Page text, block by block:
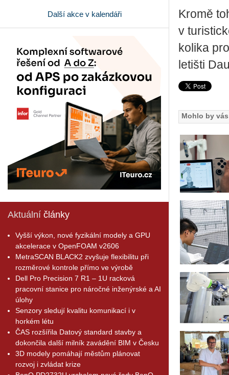
Další akce v kalendáři
Aktuální články
Vyšší výkon, nové fyzikální modely a GPU
akcelerace v OpenFOAM v2606
MetraSCAN BLACK2 zvyšuje flexibilitu při
rozměrové kontrole přímo ve výrobě
Dell Pro Precision 7 R1 – 1U racková
pracovní stanice pro náročné inženýrské a AI
úlohy
Senzory sledují kvalitu komunikací i v
horkém létu
ČAS rozšířila Datový standard stavby a
dokončila další milník zavádění BIM v Česku
3D modely pomáhají městům plánovat
rozvoj i zvládat krize
Kromě
v
ko­li­ka
le­tiš­ti
Mohlo by